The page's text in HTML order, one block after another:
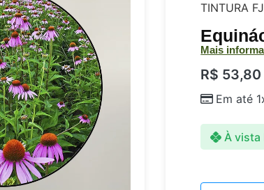
TINTURA FJ
Mais
R$ 53,80
Em até
À vista